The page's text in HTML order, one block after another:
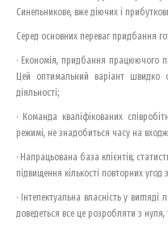
Синельникове, вже діючих і
Серед основних переваг придбання
· Економія, придбання працюючого
Цей оптимальний варіант швидко
діяльності;
· Команда кваліфікованих
режимі, не знадобиться часу на
· Напрацьована база клієнтів,
підвищення кількості повторних
· Інтелектуальна власність у
доведеться все це розробляти з